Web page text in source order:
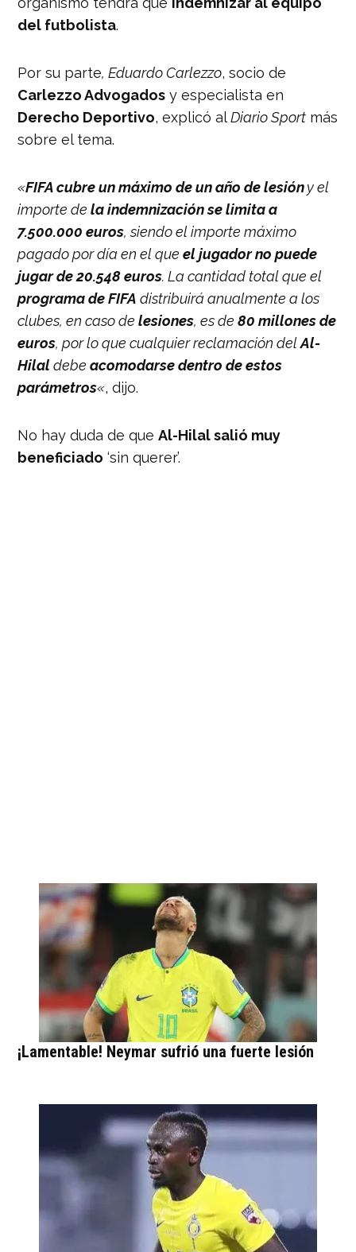
del futbolista.
Por su parte, Eduardo Carlezzo, socio de
Carlezzo Advogados y especialista en
Derecho Deportivo, explicó alDiario Sport más
sobre el tema.
«FIFA cubre un máximo de un año de lesióny el
importe de la indemnización se limita a
7.500.000 euros, siendo el importe máximo
pagado por día en el queel jugador no puede
jugar de 20.548 euros. La cantidad total que el
programa de FIFA distribuirá anualmente a los
clubes, en caso delesiones, es de80 millones de
euros, por lo que cualquier reclamación delAl-
Hilal debeacomodarse dentro de estos
parámetros«, dijo.
No hay duda de queAl-Hilal salió muy
beneficiado ‘sin querer’.
¡Lamentable! Neymar sufrió una fuerte lesión